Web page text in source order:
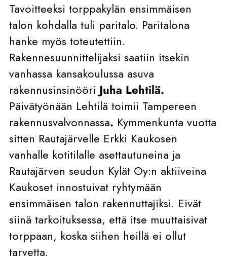
Tavoitteeksi torppakylän ensimmäisen
talon kohdalla tuli paritalo. Paritalona
hanke myös toteutettiin.
Rakennesuunnittelijaksi saatiin itsekin
vanhassa kansakoulussa asuva
rakennusinsinööri Juha Lehtilä.
Päivätyönään Lehtilä toimii Tampereen
rakennusvalvonnassa. Kymmenkunta vuotta
sitten Rautajärvelle Erkki Kaukosen
vanhalle kotitilalle asettautuneina ja
Rautajärven seudun Kylät Oy:n aktiiveina
Kaukoset innostuivat ryhtymään
ensimmäisen talon rakennuttajiksi. Eivät
siinä tarkoituksessa, että itse muuttaisivat
torppaan, koska siihen heillä ei ollut
tarvetta.